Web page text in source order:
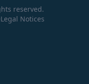
reserved.
Legal Notices